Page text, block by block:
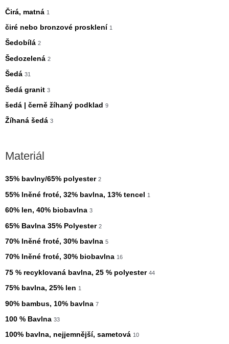
Čirá, matná 1
čiré nebo bronzové prosklení 1
Šedobílá 2
Šedozelená 2
Šedá 31
Šedá granit 3
šedá | černě žíhaný podklad 9
Žíhaná šedá 3
Materiál
35% bavlny/65% polyester 2
55% lněné froté, 32% bavlna, 13% tencel 1
60% len, 40% biobavlna 3
65% Bavlna 35% Polyester 2
70% lněné froté, 30% bavlna 5
70% lněné froté, 30% biobavlna 16
75 % recyklovaná bavlna, 25 % polyester 44
75% bavlna, 25% len 1
90% bambus, 10% bavlna 7
100 % Bavlna 33
100% bavlna, nejjemnější, sametová 10